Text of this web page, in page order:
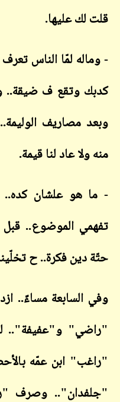
عليها.
لمّا الناس تعرف
وتقع ف ضيقة.. وبعدين
مصاريف الوليمة.. ما
عاد لنا قيمة.
علشان كده.. باعمل
الموضوع.. قبل ما
فكرة.. ح تخلّينا
مساءً.. ازداد
و"عفيفة".. ليقضيا
ابن عمّه
وصرف "راغب"